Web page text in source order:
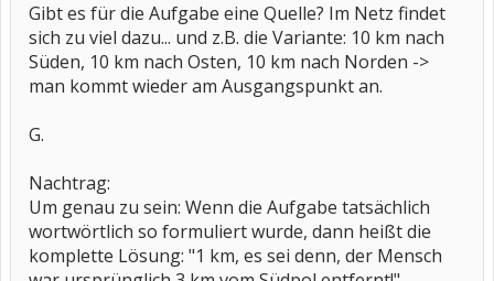
Gibt es für die Aufgabe eine Quelle? Im Netz findet
sich zu viel dazu... und z.B. die Variante: 10 km nach
Süden, 10 km nach Osten, 10 km nach Norden ->
man kommt wieder am Ausgangspunkt an.
G.
Nachtrag:
Um genau zu sein: Wenn die Aufgabe tatsächlich
wortwörtlich so formuliert wurde, dann heißt die
komplette Lösung: "1 km, es sei denn, der Mensch